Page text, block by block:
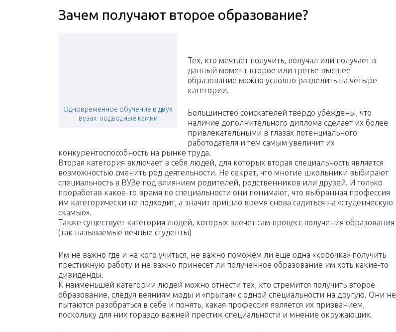
Зачем получают второе образование?
Одновременное обучение в двух
вузах: подводные камни
Тех, кто мечтает получить, получал или получает в
данный момент второе или третье высшее
образование можно условно разделить на четыре
категории.
Большинство соискателей твердо убеждены, что
наличие дополнительного диплома сделает их более
привлекательными в глазах потенциального
работодателя и тем самым увеличит их
конкурентоспособность на рынке труда.
Вторая категория включает в себя людей, для которых вторая специальность является
возможностью сменить род деятельности. Не секрет, что многие школьники выбирают
специальность в ВУЗе под влиянием родителей, родственников или друзей. И только
проработав какое-то время по специальности они понимают, что выбранная профессия
им категорически не подходит, а значит пришло время снова садиться на «студенческую
скамью».
Также существует категория людей, которых влечет сам процесс получения образования
(так называемые вечные студенты)
Им не важно где и на кого учиться, не важно поможем ли еще одна «корочка» получить
престижную работу и не важно принесет ли полученное образование им хоть какие-то
дивиденды.
К наименьшей категории людей можно отнести тех, кто стремится получить второе
образование, следуя веяниям моды и «прыгая» с одной специальности на другую. Они не
пытаются разобраться в себе и понять, какая профессия является их призванием,
поскольку для них гораздо важней престиж специальности и мнение окружающих.